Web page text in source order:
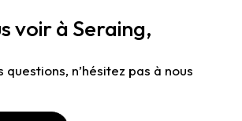
voir à Seraing,
questions, n’hésitez pas à nous